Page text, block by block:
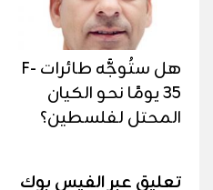
هل ستُوجَّه طائرات F-
35 يومًا نحو الكيان
المحتل لفلسطين؟
تعليق عبر الفيس بوك